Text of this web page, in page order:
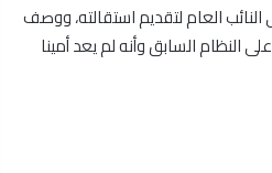
العام لتقديم استقالته، ووصف
النظام السابق وأنه لم يعد أمينا